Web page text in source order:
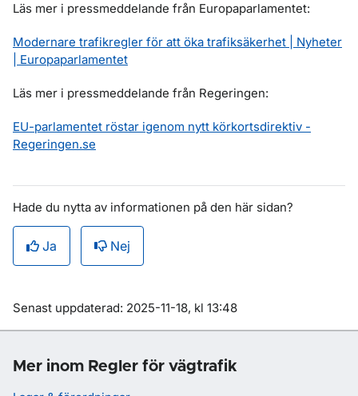
Läs mer i pressmeddelande från Europaparlamentet:
Modernare trafikregler för att öka trafiksäkerhet | Nyheter
| Europaparlamentet
Läs mer i pressmeddelande från Regeringen:
EU-parlamentet röstar igenom nytt körkortsdirektiv -
Regeringen.se
Hade du nytta av informationen på den här sidan?
Ja Nej
Om sidan
Senast uppdaterad: 2025-11-18, kl 13:48
Mer inom Regler för vägtrafik